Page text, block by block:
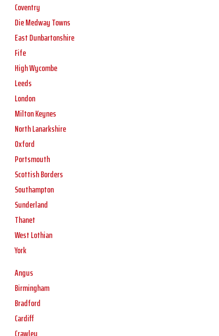
Coventry
Die Medway Towns
East Dunbartonshire
Fife
High Wycombe
Leeds
London
Milton Keynes
North Lanarkshire
Oxford
Portsmouth
Scottish Borders
Southampton
Sunderland
Thanet
West Lothian
York
Angus
Birmingham
Bradford
Cardiff